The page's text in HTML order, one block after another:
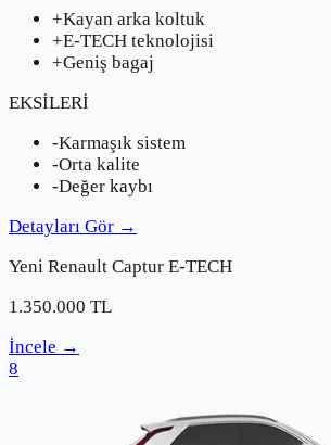
+Kayan arka koltuk
+E-TECH teknolojisi
+Geniş bagaj
EKSİLERİ
-Karmaşık sistem
-Orta kalite
-Değer kaybı
Detayları Gör →
Yeni Renault Captur E-TECH
1.350.000 TL
İncele →
8